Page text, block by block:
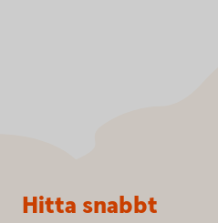
Sidfot
Hitta snabbt